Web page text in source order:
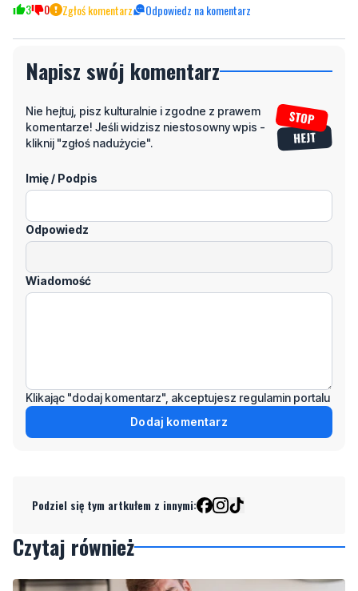
3 0 Zgłoś komentarz Odpowiedz na komentarz
Napisz swój komentarz
Nie hejtuj, pisz kulturalnie i zgodne z prawem
komentarze! Jeśli widzisz niestosowny wpis -
kliknij "zgłoś nadużycie".
Imię / Podpis
Odpowiedz
Wiadomość
Klikając "dodaj komentarz", akceptujesz regulamin portalu
Dodaj komentarz
Podziel się tym artkułem z innymi:
Czytaj również